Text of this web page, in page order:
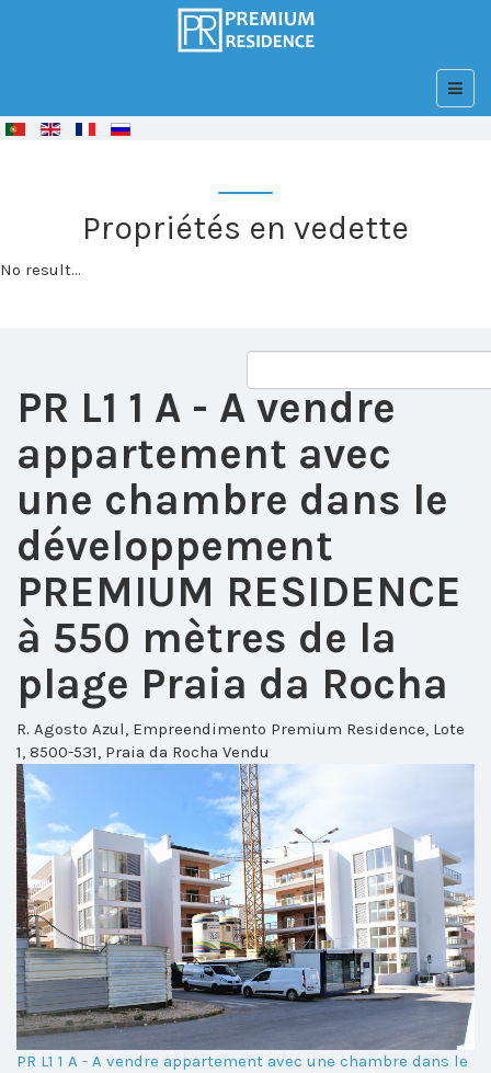
© FreeJoomla! 3 Modules
Propriétés en vedette
No result...
PR L1 1 A - A vendre
appartement avec
une chambre dans le
développement
PREMIUM RESIDENCE
à 550 mètres de la
plage Praia da Rocha
R. Agosto Azul, Empreendimento Premium Residence, Lote
1, 8500-531, Praia da Rocha Vendu
PR L1 1 A - A vendre appartement avec une chambre dans le